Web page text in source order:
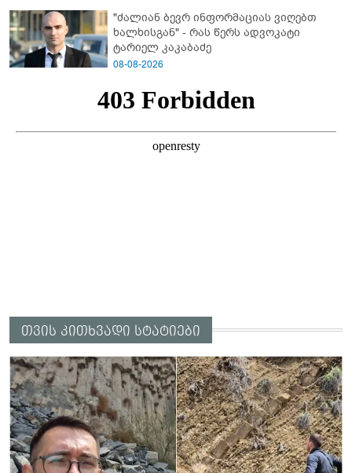
გაუსწორდნენ?
"ძალიან ბევრ ინფორმაციას ვიღებთ
ხალხისგან" - რას წერს ადვოკატი
ტარიელ კაკაბაძე
08-08-2026
თვის კითხვადი სტატიები